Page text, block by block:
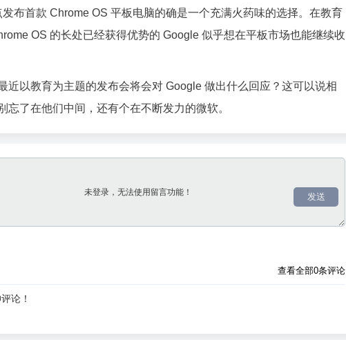
布首款 Chrome OS 平板电脑的确是一个充满火药味的选择。在教育
OS 的长处已经获得优势的 Google 似乎想在平板市场也能继续收
近以教育为主题的发布会将会对 Google 做出什么回应？这可以说相
忘了在他们中间，还有个在不断发力的微软。
发送
查看全部0条评论
论！